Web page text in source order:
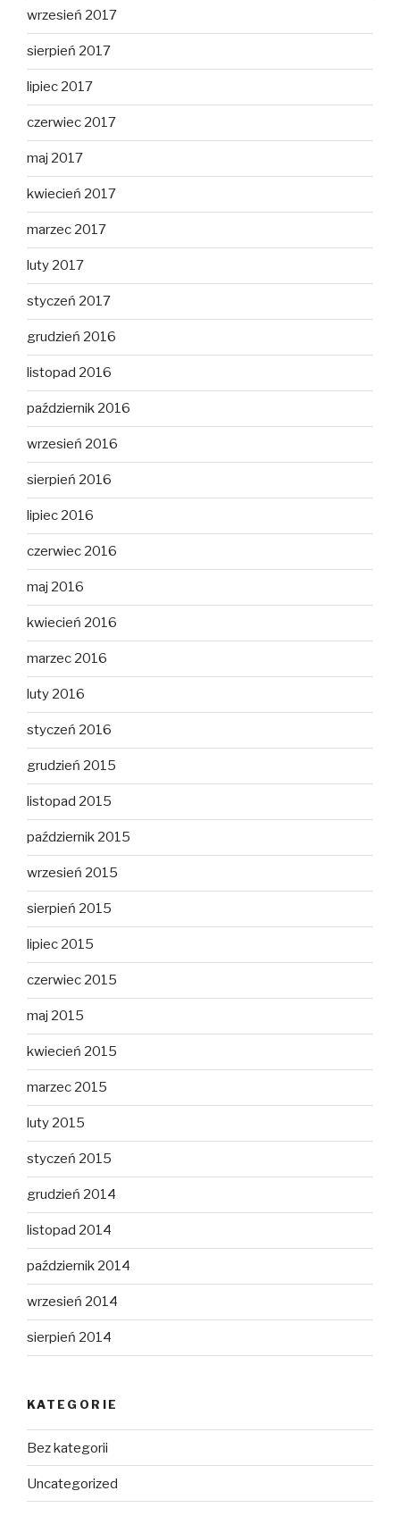
wrzesień 2017
sierpień 2017
lipiec 2017
czerwiec 2017
maj 2017
kwiecień 2017
marzec 2017
luty 2017
styczeń 2017
grudzień 2016
listopad 2016
październik 2016
wrzesień 2016
sierpień 2016
lipiec 2016
czerwiec 2016
maj 2016
kwiecień 2016
marzec 2016
luty 2016
styczeń 2016
grudzień 2015
listopad 2015
październik 2015
wrzesień 2015
sierpień 2015
lipiec 2015
czerwiec 2015
maj 2015
kwiecień 2015
marzec 2015
luty 2015
styczeń 2015
grudzień 2014
listopad 2014
październik 2014
wrzesień 2014
sierpień 2014
KATEGORIE
Bez kategorii
Uncategorized